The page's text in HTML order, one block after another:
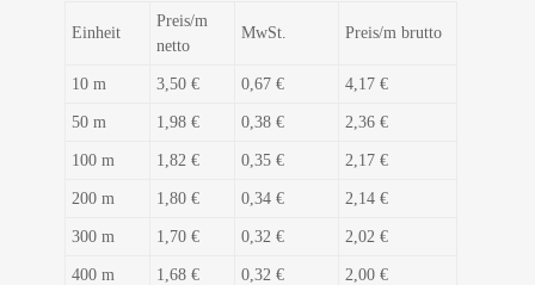
Einheit
Preis/m
netto
MwSt. Preis/m brutto
10 m 3,50 € 0,67 € 4,17 €
50 m 1,98 € 0,38 € 2,36 €
100 m 1,82 € 0,35 € 2,17 €
200 m 1,80 € 0,34 € 2,14 €
300 m 1,70 € 0,32 € 2,02 €
400 m 1,68 € 0,32 € 2,00 €